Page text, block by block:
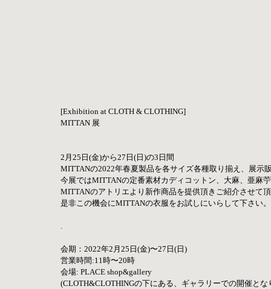
[Exhibition at CLOTH & CLOTHING]
MITTAN 展
2月25日(金)から27日(日)の3日間
MITTANの2022年春夏製品を各サイズ各種取り揃え、展示
今展ではMITTANの定番素材カディコットン、大麻、亜麻
MITTANのアトリエより新作商品を提供頂きご紹介させて
是非この機会にMITTANの衣服をお試しにいらして下さい。
.
会期：2022年2月25日(金)〜27日(日)
営業時間:11時〜20時
会場: PLACE shop&gallery
(CLOTH&CLOTHINGの下にある、ギャラリーでの開催と